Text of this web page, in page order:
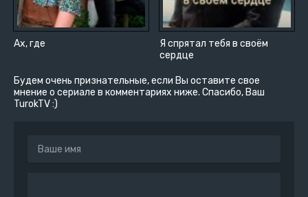
Ах, где
Я спрятал тебя в своём
сердце
Будем очень признательные, если Вы оставите свое
мнение о сериале в комментариях ниже. Спасибо, Ваш
TurokTV :)